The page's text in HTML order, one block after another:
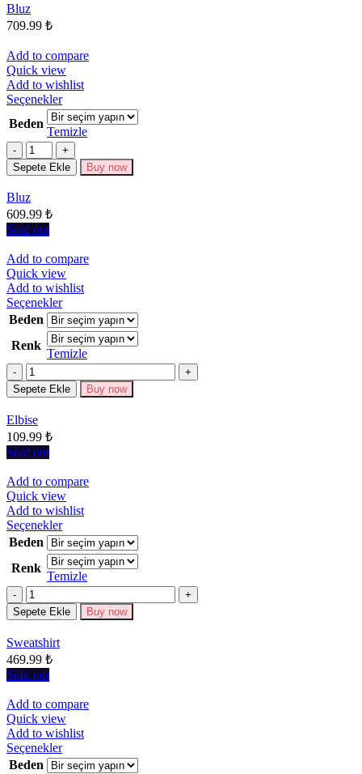
Bluz
709.99 ₺
Add to compare
Quick view
Add to wishlist
SeçeneklerBu
ürünün
birden
fazla
varyasyonu
var.
Beden
Temizle
Miktar
Sepete Ekle Buy now
Bluz
609.99 ₺
Sold out
Add to compare
Quick view
Add to wishlist
SeçeneklerBu
ürünün
birden
fazla
varyasyonu
Seçenekler
Beden
Renk
Temizle
Miktar
Sepete Ekle Buy now
Elbise
109.99 ₺
Sold out
Add to compare
Quick view
Add to wishlist
SeçeneklerBu
ürünün
birden
fazla
varyasyonu
Seçenekler
Beden
Renk
Temizle
Miktar
Sepete Ekle Buy now
Sweatshirt
469.99 ₺
Sold out
Add to compare
Quick view
Add to wishlist
SeçeneklerBu
ürünün
Beden